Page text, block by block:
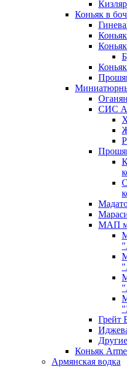
Коньяк в
СИС
МАП
Грейт
Другие
Коньяк
Армянская водка